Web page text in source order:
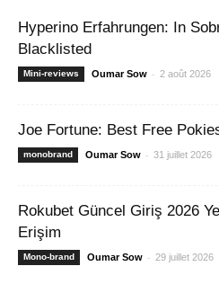
Hyperino Erfahrungen: In
Blacklisted
Mini-reviews Oumar Sow - 2 août 2026
Joe Fortune: Best Free
monobrand Oumar Sow - 31 juillet 2026
Rokubet Güncel Giriş 2026
Erişim
Mono-brand Oumar Sow - 29 juillet 2026